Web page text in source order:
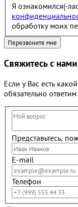
Я ознакомился(-
обработку моих
Свяжитесь с нами
Если у Вас есть
обязательно
Представьтесь,
E-mail
Телефон